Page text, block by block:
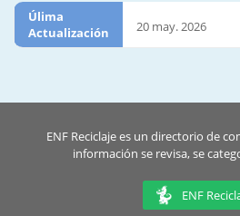
Úlima
Actualización
20 may. 2026
ENF Reciclaje es un directorio de
información se revisa, se
ENF